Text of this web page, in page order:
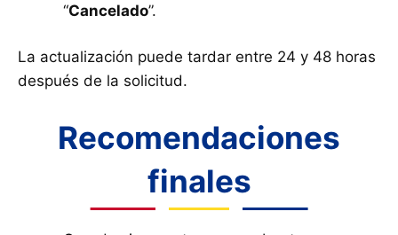
“Cancelado”.
La actualización puede tardar entre 24 y 48 horas
después de la solicitud.
Recomendaciones
finales